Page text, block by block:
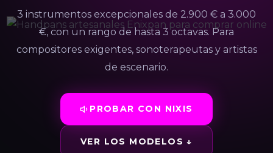
3 instrumentos excepcionales de 2.900 € a 3.000
€, con un rango de hasta 3 octavas. Para
compositores exigentes, sonoterapeutas y artistas
de escenario.
PROBAR CON NIXIS
VER LOS MODELOS ↓